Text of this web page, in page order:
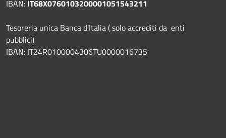
IBAN: IT68X0760103200001051543211
Tesoreria unica Banca d'Italia ( solo accrediti da enti
pubblici)
IBAN: IT24R0100004306TU0000016735